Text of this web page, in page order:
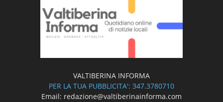
VALTIBERINA INFORMA
PER LA TUA PUBBLICITA': 347.3780710
Email: redazione@valtiberinainforma.com